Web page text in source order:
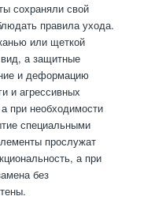
сохраняли свой
правила ухода.
или щеткой
а защитные
и деформацию
и агрессивных
при необходимости
специальными
прослужат
а при
без